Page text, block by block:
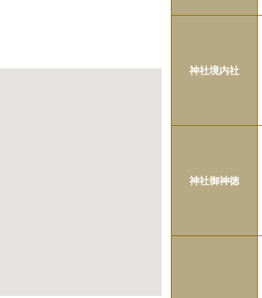
神社境内社
神社御神徳